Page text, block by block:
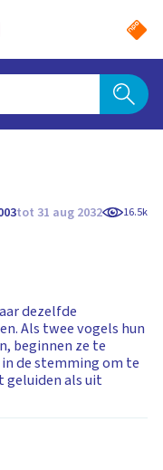
tot 31 aug 2032 16.5k
dezelfde
Als twee vogels hun
beginnen ze te
de stemming om te
geluiden als uit